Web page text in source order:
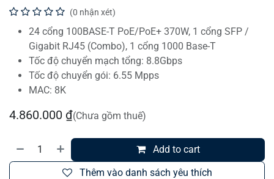
(0 nhận xét)
24 cổng 100BASE-T PoE/PoE+ 370W, 1 cổng SFP /
Gigabit RJ45 (Combo), 1 cổng 1000 Base-T
Tốc độ chuyển mạch tổng: 8.8Gbps
Tốc độ chuyển gói: 6.55 Mpps
MAC: 8K
4.860.000 ₫(Chưa gồm thuế)
Add to cart
Thêm vào danh sách yêu thích